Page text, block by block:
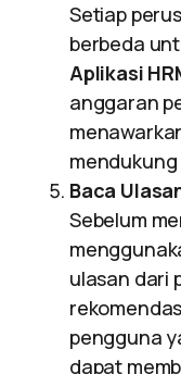
Setiap
berbeda
Aplikasi
anggaran
Baca
Sebelum
ulasan dari
pengguna
dapat